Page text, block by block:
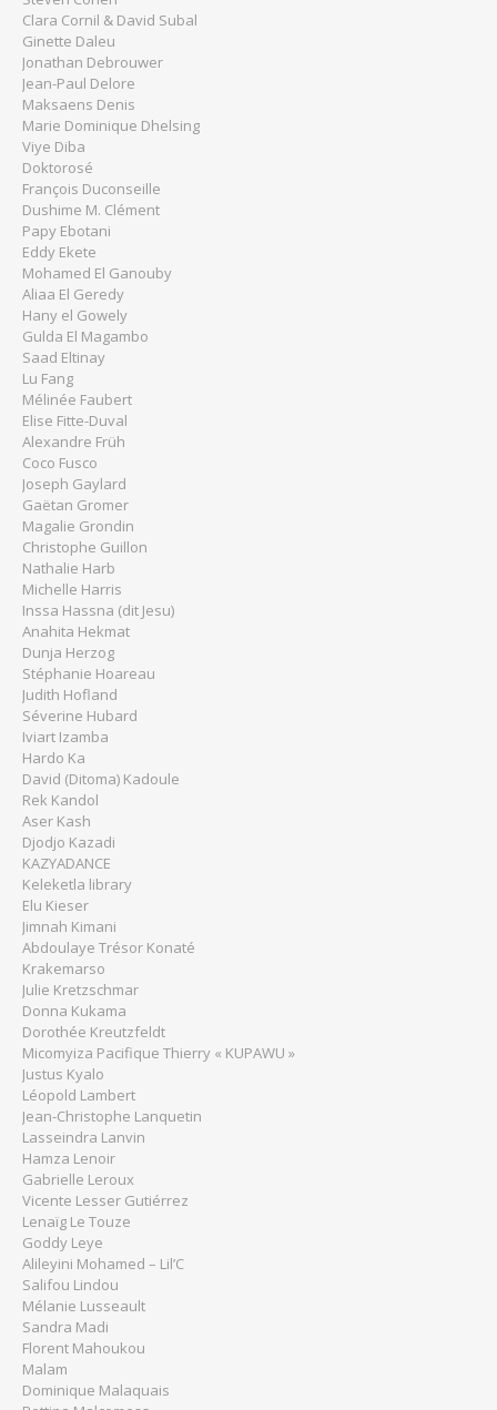
Clara Cornil & David Subal
Ginette Daleu
Jonathan Debrouwer
Jean-Paul Delore
Maksaens Denis
Marie Dominique Dhelsing
Viye Diba
Doktorosé
François Duconseille
Dushime M. Clément
Papy Ebotani
Eddy Ekete
Mohamed El Ganouby
Aliaa El Geredy
Hany el Gowely
Gulda El Magambo
Saad Eltinay
Lu Fang
Mélinée Faubert
Elise Fitte-Duval
Alexandre Früh
Coco Fusco
Joseph Gaylard
Gaëtan Gromer
Magalie Grondin
Christophe Guillon
Nathalie Harb
Michelle Harris
Inssa Hassna (dit Jesu)
Anahita Hekmat
Dunja Herzog
Stéphanie Hoareau
Judith Hofland
Séverine Hubard
Iviart Izamba
Hardo Ka
David (Ditoma) Kadoule
Rek Kandol
Aser Kash
Djodjo Kazadi
KAZYADANCE
Keleketla library
Elu Kieser
Jimnah Kimani
Abdoulaye Trésor Konaté
Krakemarso
Julie Kretzschmar
Donna Kukama
Dorothée Kreutzfeldt
Micomyiza Pacifique Thierry « KUPAWU »
Justus Kyalo
Léopold Lambert
Jean-Christophe Lanquetin
Lasseindra Lanvin
Hamza Lenoir
Gabrielle Leroux
Vicente Lesser Gutiérrez
Lenaïg Le Touze
Goddy Leye
Alileyini Mohamed – Lil’C
Salifou Lindou
Mélanie Lusseault
Sandra Madi
Florent Mahoukou
Malam
Dominique Malaquais